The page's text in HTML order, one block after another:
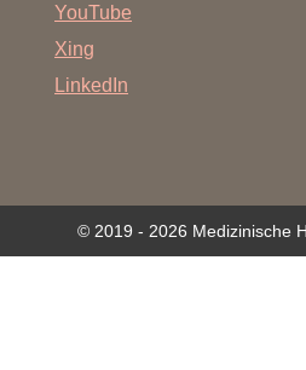
YouTube
Xing
LinkedIn
© 2019 - 2026 Medizinische